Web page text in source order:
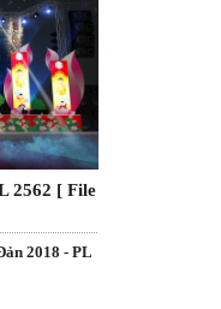
2562 [ File
2018 - PL